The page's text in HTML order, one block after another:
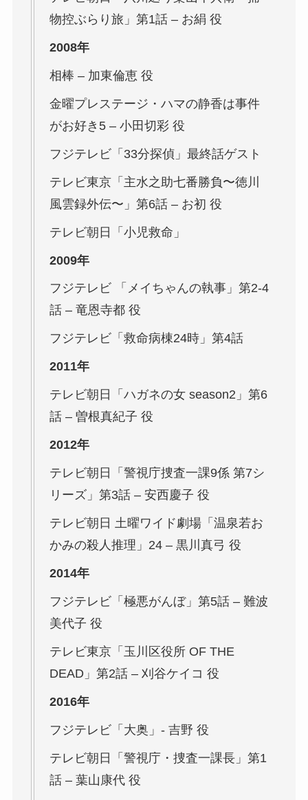
物控ぶらり旅」第1話 – お絹 役
2008年
相棒 – 加東倫恵 役
金曜プレステージ・ハマの静香は事件
がお好き5 – 小田切彩 役
フジテレビ「33分探偵」最終話ゲスト
テレビ東京「主水之助七番勝負〜徳川
風雲録外伝〜」第6話 – お初 役
テレビ朝日「小児救命」
2009年
フジテレビ 「メイちゃんの執事」第2-4
話 – 竜恩寺都 役
フジテレビ「救命病棟24時」第4話
2011年
テレビ朝日「ハガネの女 season2」第6
話 – 曽根真紀子 役
2012年
テレビ朝日「警視庁捜査一課9係 第7シ
リーズ」第3話 – 安西慶子 役
テレビ朝日 土曜ワイド劇場「温泉若お
かみの殺人推理」24 – 黒川真弓 役
2014年
フジテレビ「極悪がんぼ」第5話 – 難波
美代子 役
テレビ東京「玉川区役所 OF THE
DEAD」第2話 – 刈谷ケイコ 役
2016年
フジテレビ「大奥」- 吉野 役
テレビ朝日「警視庁・捜査一課長」第1
話 – 葉山康代 役